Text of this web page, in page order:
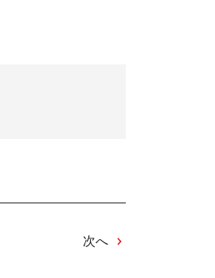
次へ